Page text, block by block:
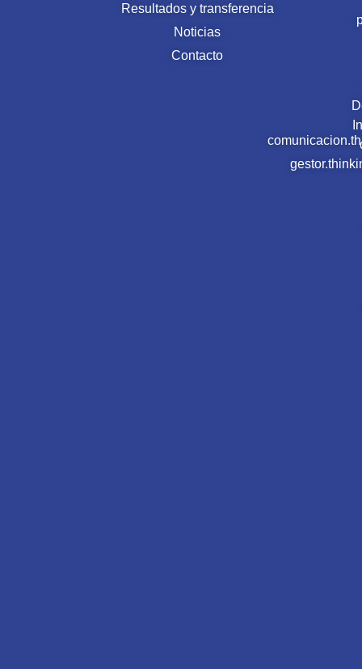
Resultados y transferencia
Noticias
Contacto